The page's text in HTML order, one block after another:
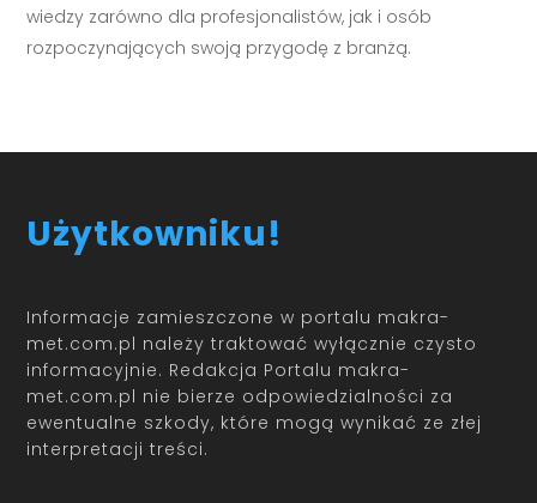
wiedzy zarówno dla profesjonalistów, jak i osób
rozpoczynających swoją przygodę z branżą.
Użytkowniku!
Informacje zamieszczone w portalu makra-
met.com.pl należy traktować wyłącznie czysto
informacyjnie. Redakcja Portalu makra-
met.com.pl nie bierze odpowiedzialności za
ewentualne szkody, które mogą wynikać ze złej
interpretacji treści.